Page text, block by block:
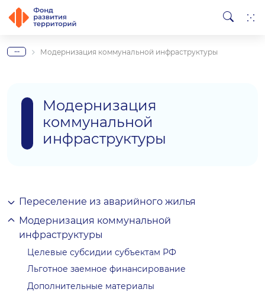
... Модернизация коммунальной инфраструктуры
Модернизация
коммунальной
инфраструктуры
Переселение из аварийного жилья
Модернизация коммунальной
инфраструктуры
Целевые субсидии субъектам РФ
Льготное заемное финансирование
Дополнительные материалы